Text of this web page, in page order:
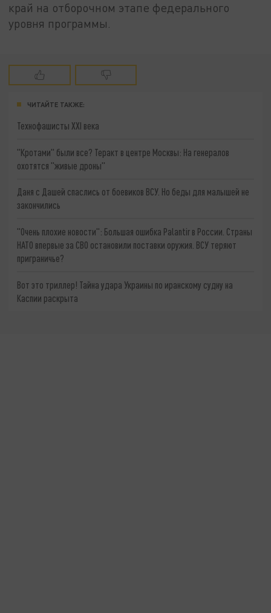
край на отборочном этапе федерального
уровня программы.
ЧИТАЙТЕ ТАКЖЕ:
Технофашисты XXI века
"Кротами" были все? Теракт в центре Москвы: На генералов
охотятся "живые дроны"
Даня с Дашей спаслись от боевиков ВСУ. Но беды для малышей не
закончились
"Очень плохие новости": Большая ошибка Palantir в России. Страны
НАТО впервые за СВО остановили поставки оружия. ВСУ теряют
приграничье?
Вот это триллер! Тайна удара Украины по иранскому судну на
Каспии раскрыта